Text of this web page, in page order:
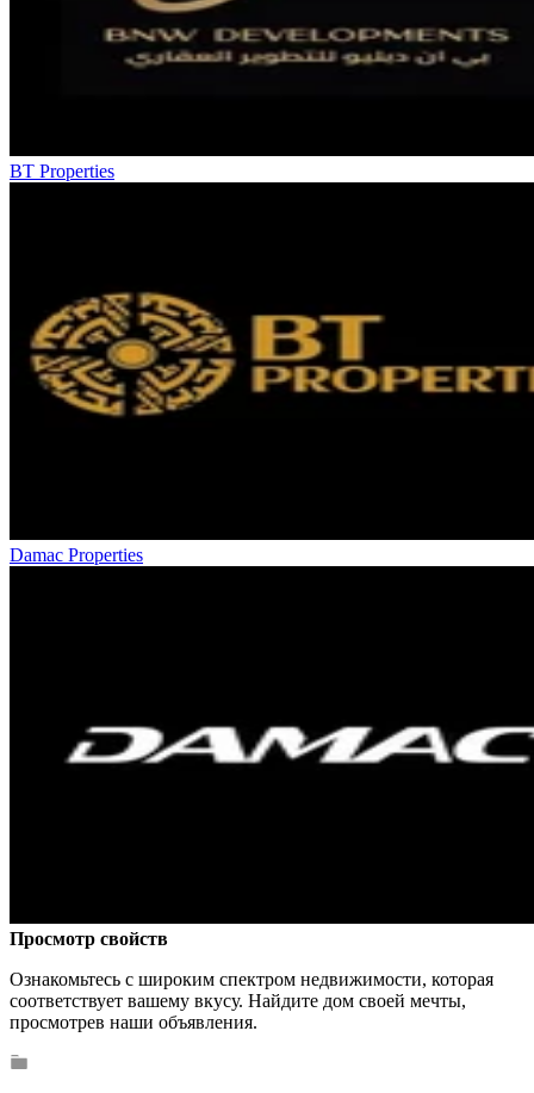
BT Properties
Damac Properties
Просмотр свойств
Ознакомьтесь с широким спектром недвижимости, которая
соответствует вашему вкусу. Найдите дом своей мечты,
просмотрев наши объявления.